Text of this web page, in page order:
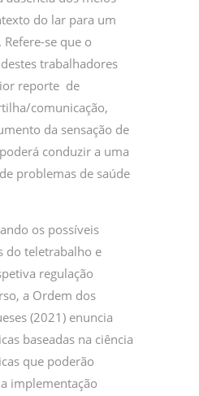
do lar para um
se que o
trabalhadores
reporte de
comunicação,
da sensação de
conduzir a uma
problemas de saúde
os possíveis
do teletrabalho e
regulação
a Ordem dos
(2021) enuncia
baseadas na ciência
que poderão
implementação